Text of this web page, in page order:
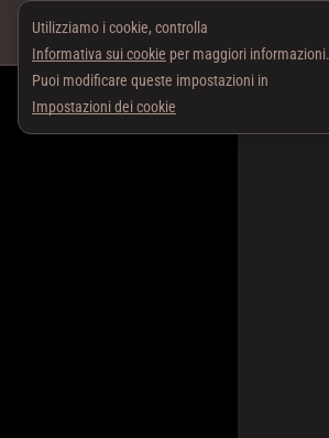
Utilizziamo i cookie, controlla
Informativa sui cookie per maggiori informazioni.
Puoi modificare queste impostazioni in
Impostazioni dei cookie